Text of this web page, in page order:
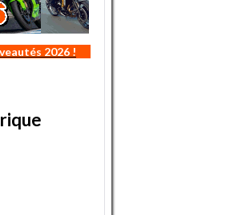
2026 !